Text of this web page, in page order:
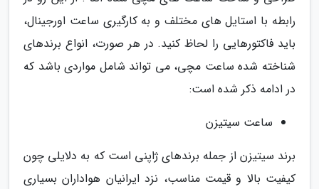
رابطه با استایل های مختلف و به کارگیری ساعت اورجینال،
باید فاکتورهایی را لحاظ کنید. در هر صورت، انواع برندهای
شناخته شده ساعت مچی، می تواند شامل مواردی باشد که
در ادامه ذکر شده است:
ساعت سیتیزن
برند سیتیزن از جمله برندهای ژاپنی است که به دلایلی چون
کیفیت بالا و قیمت مناسب، نزد ایرانیان هواداران بسیاری